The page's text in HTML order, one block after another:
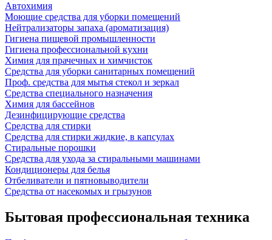
Автохимия
Моющие средства для уборки помещений
Нейтрализаторы запаха (ароматизация)
Гигиена пищевой промышленности
Гигиена профессиональной кухни
Химия для прачечных и химчисток
Средства для уборки санитарных помещений
Проф. средства для мытья стекол и зеркал
Средства специального назначения
Химия для бассейнов
Дезинфицирующие средства
Средства для стирки
Средства для стирки жидкие, в капсулах
Стиральные порошки
Средства для ухода за стиральными машинами
Кондиционеры для белья
Отбеливатели и пятновыводители
Средства от насекомых и грызунов
Бытовая профессиональная техника